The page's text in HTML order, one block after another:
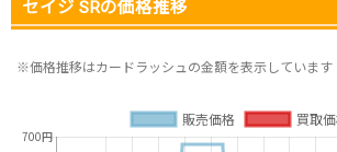
セイジ SRの価格推移
※価格推移はカードラッシュの金額を表示しています